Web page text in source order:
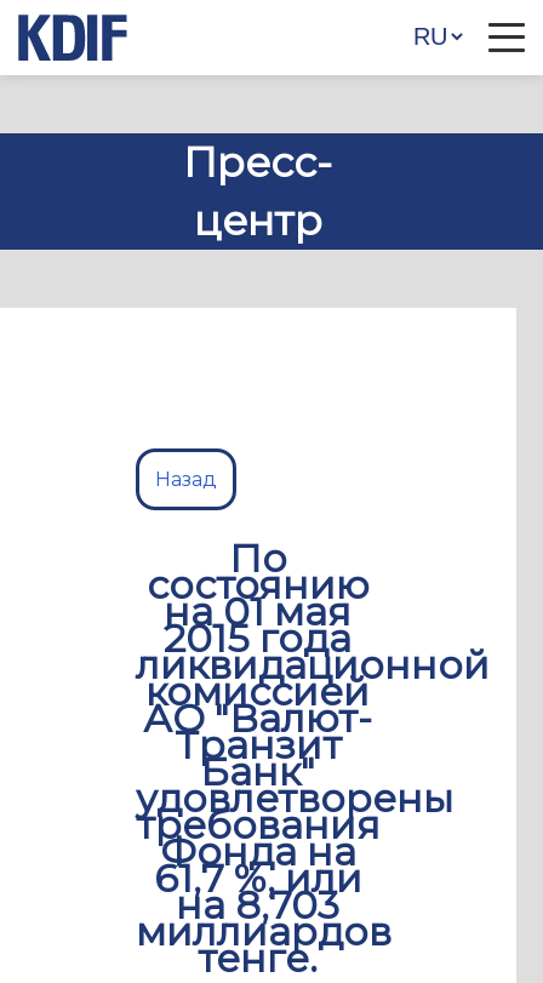
Пресс-
центр
Назад
По
состоянию
на 01 мая
2015 года
ликвидационной
комиссией
АО "Валют-
Транзит
Банк"
удовлетворены
требования
Фонда на
61,7 %, или
на 8,703
миллиардов
тенге.